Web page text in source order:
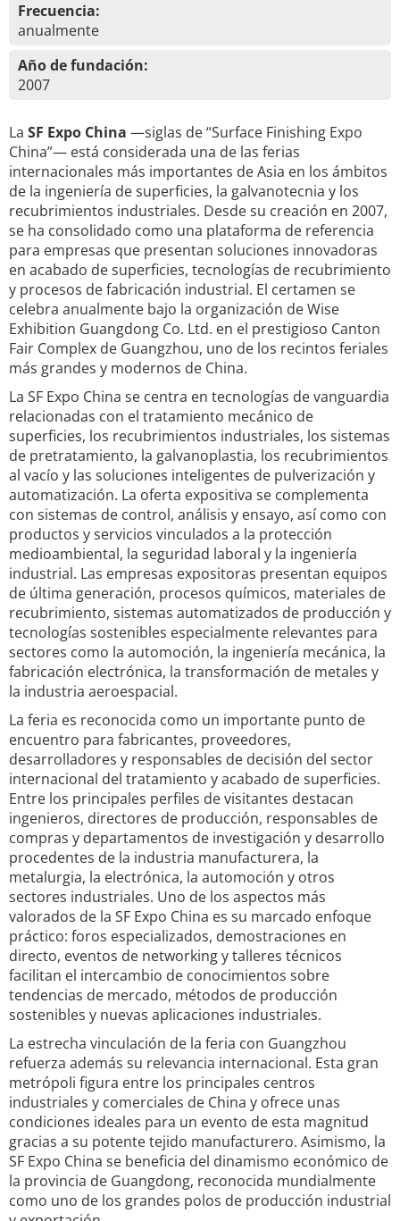
Frecuencia:
anualmente
Año de fundación:
2007
La SF Expo China —siglas de “Surface Finishing Expo
China”— está considerada una de las ferias
internacionales más importantes de Asia en los ámbitos
de la ingeniería de superficies, la galvanotecnia y los
recubrimientos industriales. Desde su creación en 2007,
se ha consolidado como una plataforma de referencia
para empresas que presentan soluciones innovadoras
en acabado de superficies, tecnologías de recubrimiento
y procesos de fabricación industrial. El certamen se
celebra anualmente bajo la organización de Wise
Exhibition Guangdong Co. Ltd. en el prestigioso Canton
Fair Complex de Guangzhou, uno de los recintos feriales
más grandes y modernos de China.
La SF Expo China se centra en tecnologías de vanguardia
relacionadas con el tratamiento mecánico de
superficies, los recubrimientos industriales, los sistemas
de pretratamiento, la galvanoplastia, los recubrimientos
al vacío y las soluciones inteligentes de pulverización y
automatización. La oferta expositiva se complementa
con sistemas de control, análisis y ensayo, así como con
productos y servicios vinculados a la protección
medioambiental, la seguridad laboral y la ingeniería
industrial. Las empresas expositoras presentan equipos
de última generación, procesos químicos, materiales de
recubrimiento, sistemas automatizados de producción y
tecnologías sostenibles especialmente relevantes para
sectores como la automoción, la ingeniería mecánica, la
fabricación electrónica, la transformación de metales y
la industria aeroespacial.
La feria es reconocida como un importante punto de
encuentro para fabricantes, proveedores,
desarrolladores y responsables de decisión del sector
internacional del tratamiento y acabado de superficies.
Entre los principales perfiles de visitantes destacan
ingenieros, directores de producción, responsables de
compras y departamentos de investigación y desarrollo
procedentes de la industria manufacturera, la
metalurgia, la electrónica, la automoción y otros
sectores industriales. Uno de los aspectos más
valorados de la SF Expo China es su marcado enfoque
práctico: foros especializados, demostraciones en
directo, eventos de networking y talleres técnicos
facilitan el intercambio de conocimientos sobre
tendencias de mercado, métodos de producción
sostenibles y nuevas aplicaciones industriales.
La estrecha vinculación de la feria con Guangzhou
refuerza además su relevancia internacional. Esta gran
metrópoli figura entre los principales centros
industriales y comerciales de China y ofrece unas
condiciones ideales para un evento de esta magnitud
gracias a su potente tejido manufacturero. Asimismo, la
SF Expo China se beneficia del dinamismo económico de
la provincia de Guangdong, reconocida mundialmente
como uno de los grandes polos de producción industrial